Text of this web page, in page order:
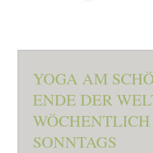
YOGA AM
ENDE DER
WÖCHENTLICH
SONNTAGS